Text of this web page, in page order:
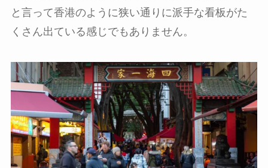
と言って香港のように狭い通りに派手な看板がた
くさん出ている感じでもありません。